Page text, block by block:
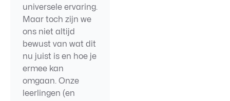
universele ervaring.
Maar toch zijn we
ons niet altijd
bewust van wat dit
nu juist is en hoe je
ermee kan
omgaan. Onze
leerlingen (en